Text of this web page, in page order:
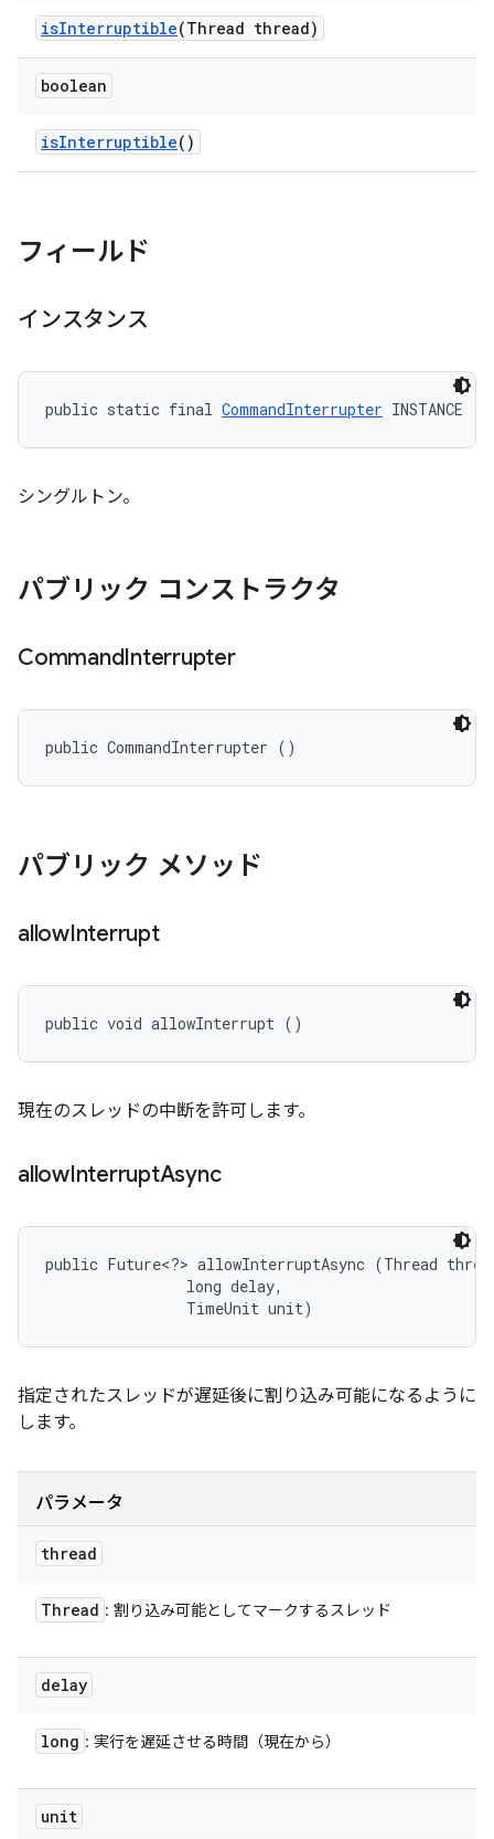
isInterruptible(Thread thread)
boolean
isInterruptible()
フィールド
インスタンス
public static final CommandInterrupter INSTANCE
シングルトン。
パブリック コンストラクタ
CommandInterrupter
public CommandInterrupter ()
パブリック メソッド
allowInterrupt
public void allowInterrupt ()
現在のスレッドの中断を許可します。
allowInterruptAsync
public Future<?> allowInterruptAsync (Thread
                long delay,
                TimeUnit unit)
指定されたスレッドが遅延後に割り込み可能になるように
します。
パラメータ
thread
Thread : 割り込み可能としてマークするスレッド
delay
long : 実行を遅延させる時間（現在から）
unit